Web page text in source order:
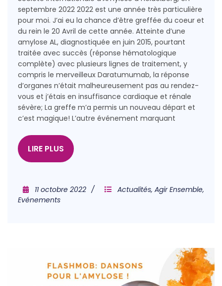
septembre 2022 2022 est une année très particulière
pour moi. J’ai eu la chance d’être greffée du coeur et
du rein le 20 Avril de cette année. Atteinte d’une
amylose AL, diagnostiquée en juin 2015, pourtant
traitée avec succès (réponse hématologique
complète) avec plusieurs lignes de traitement, y
compris le merveilleux Daratumumab, la réponse
d’organes n’était malheureusement pas au rendez-
vous et j’étais en insuffisance cardiaque et rénale
sévère; La greffe m’a permis un nouveau départ et
c’est magique! L’autre événement marquant
LIRE PLUS
11 octobre 2022 Actualités, Agir Ensemble,
Evénements